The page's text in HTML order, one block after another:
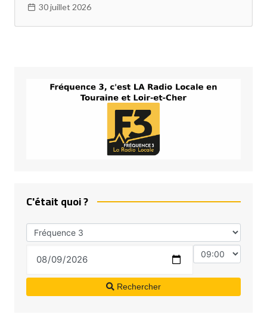
30 juillet 2026
C'était quoi ?
Rechercher